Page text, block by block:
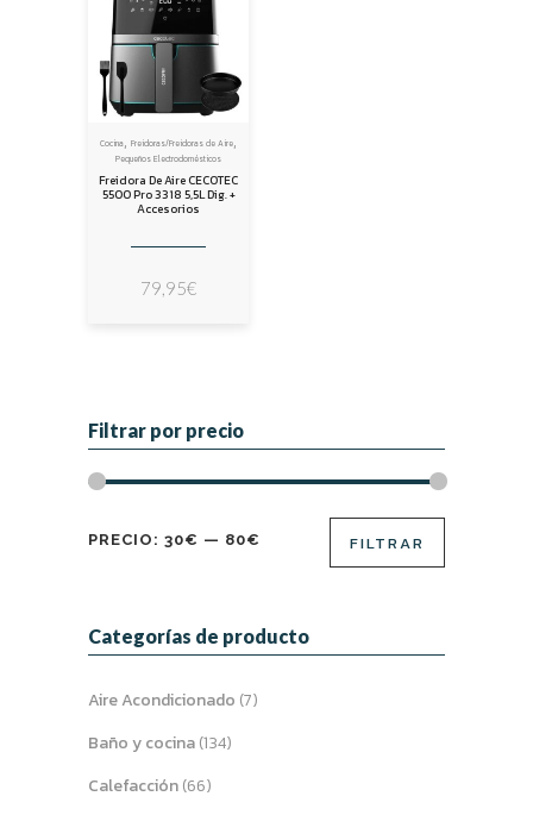
Cocina, Freidoras/Freidoras de Aire,
Pequeños Electrodomésticos
Freidora De Aire CECOTEC
5500 Pro 3318 5,5L Dig. +
Accesorios
79,95€
Filtrar por precio
Precio
Precio
FILTRAR
PRECIO: 30€ — 80€
Categorías de producto
Aire Acondicionado (7)
Baño y cocina(134)
Calefacción(66)